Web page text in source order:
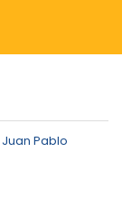
Juan Pablo